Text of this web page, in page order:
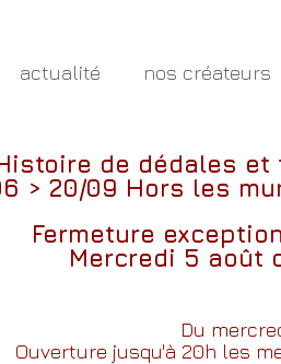
actualité nos créateurs
de dédales et
> 20/09 Hors les
Fermeture
Mercredi 5 août
Du
Ouverture jusqu'à 20h les